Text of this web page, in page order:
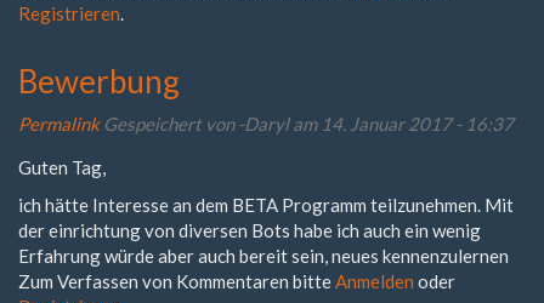
Registrieren
Bewerbung
Permalink Gespeichert von -Darylam 14. Januar 2017 - 16:37
Guten Tag,
ich hätte Interesse an dem BETA Programm teilzunehmen. Mit
der einrichtung von diversen Bots habe ich auch ein wenig
Erfahrung würde aber auch bereit sein, neues kennenzulernen
Zum Verfassen von Kommentaren bitteAnmelden oder